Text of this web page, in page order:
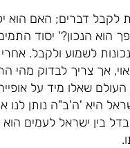
דברים; האם הוא
הוא הנכון?' יסוד
לשמוע ולקבל.
אך צריך לבדוק
שאלו מיד על
היא 'ה'ב"ה נותן לנו
בין ישראל לעמים